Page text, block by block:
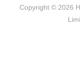
Copyright © 2026